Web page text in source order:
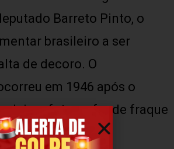
Barreto Pinto, o
brasileiro a ser
de decoro. O
em 1946 após o
deixar fotografar de fraque
canção.